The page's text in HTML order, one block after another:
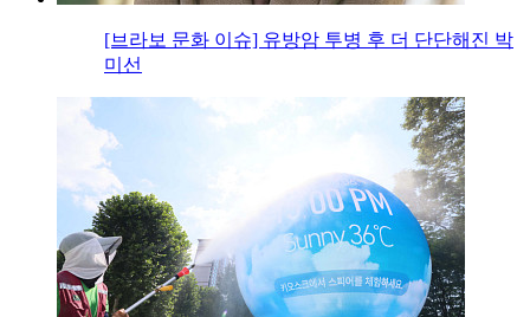
[브라보 문화 이슈] 유방암 투병 후 더 단단해진 박
미선